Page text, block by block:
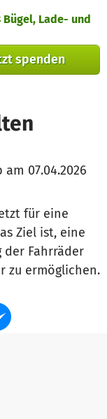
Lade- und
spenden
am 07.04.2026
für eine
Ziel ist, eine
der Fahrräder
zu ermöglichen.